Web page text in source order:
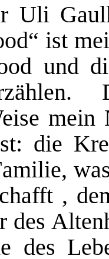
Uli
ist
und
mein
die
,
des
des